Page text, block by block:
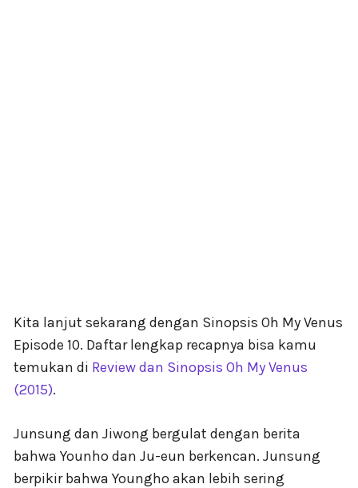
Kita lanjut sekarang dengan Sinopsis Oh My Venus
Episode 10. Daftar lengkap recapnya bisa kamu
temukan di Review dan Sinopsis Oh My Venus
(2015).
Junsung dan Jiwong bergulat dengan berita
bahwa Younho dan Ju-eun berkencan. Junsung
berpikir bahwa Youngho akan lebih sering